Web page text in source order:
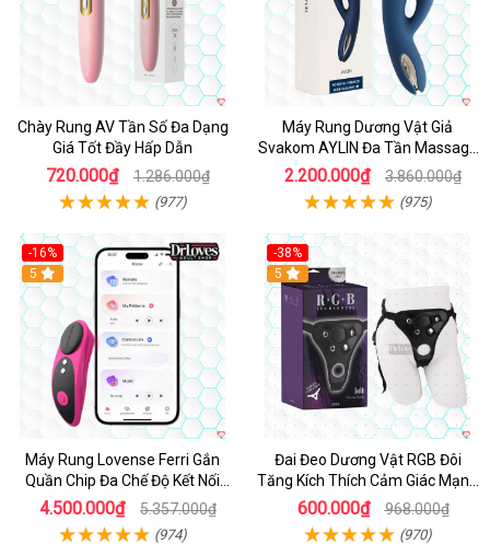
Chày Rung AV Tần Số Đa Dạng
Giá Tốt Đầy Hấp Dẫn
720.000₫ 1.286.000₫
(977)
Máy Rung Dương Vật Giả
Svakom AYLIN Đa Tần Massage
Sướng
2.200.000₫ 3.860.000₫
(975)
-16%
Hot
5
Máy Rung Lovense Ferri Gắn
Quần Chip Đa Chế Độ Kết Nối
App
4.500.000₫ 5.357.000₫
(974)
-38%
Hot
5
Đai Đeo Dương Vật RGB Đôi
Tăng Kích Thích Cảm Giác Mạnh
Mẽ
600.000₫ 968.000₫
(970)